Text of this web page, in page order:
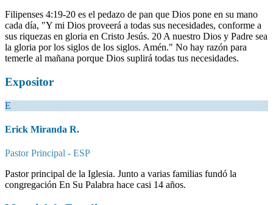
Filipenses 4:19-20 es el pedazo de pan que Dios pone en su mano
cada día, "Y mi Dios proveerá a todas sus necesidades, conforme a
sus riquezas en gloria en Cristo Jesús. 20 A nuestro Dios y Padre sea
la gloria por los siglos de los siglos. Amén." No hay razón para
temerle al mañana porque Dios suplirá todas tus necesidades.
Expositor
E
Erick Miranda R.
Pastor Principal - ESP
Pastor principal de la Iglesia. Junto a varias familias fundó la
congregación En Su Palabra hace casi 14 años.